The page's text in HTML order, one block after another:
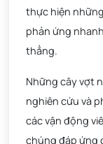
thực hiện
phản ứng
thẳng.
Những cây vợt
nghiên cứu và
các vận động
chúng đáp ứng